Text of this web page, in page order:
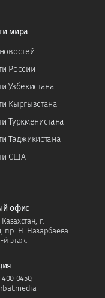
мира
России
Узбекистана
Кыргызстана
Туркменистана
Таджикистана
США
офис
г.
пр. Н. Назарбаева
й этаж.
400 0450,